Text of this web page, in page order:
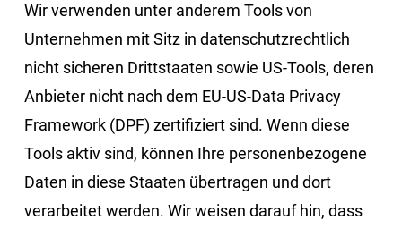
Wir verwenden unter anderem Tools von
Unternehmen mit Sitz in datenschutzrechtlich
nicht sicheren Drittstaaten sowie US-Tools, deren
Anbieter nicht nach dem EU-US-Data Privacy
Framework (DPF) zertifiziert sind. Wenn diese
Tools aktiv sind, können Ihre personenbezogene
Daten in diese Staaten übertragen und dort
verarbeitet werden. Wir weisen darauf hin, dass